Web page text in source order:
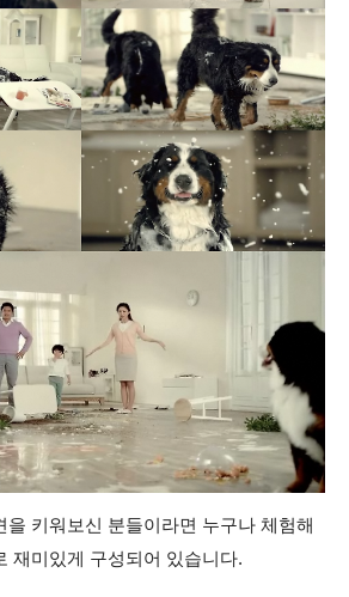
을 키워보신 분들이라면 누구나 체험해
재미있게 구성되어 있습니다.